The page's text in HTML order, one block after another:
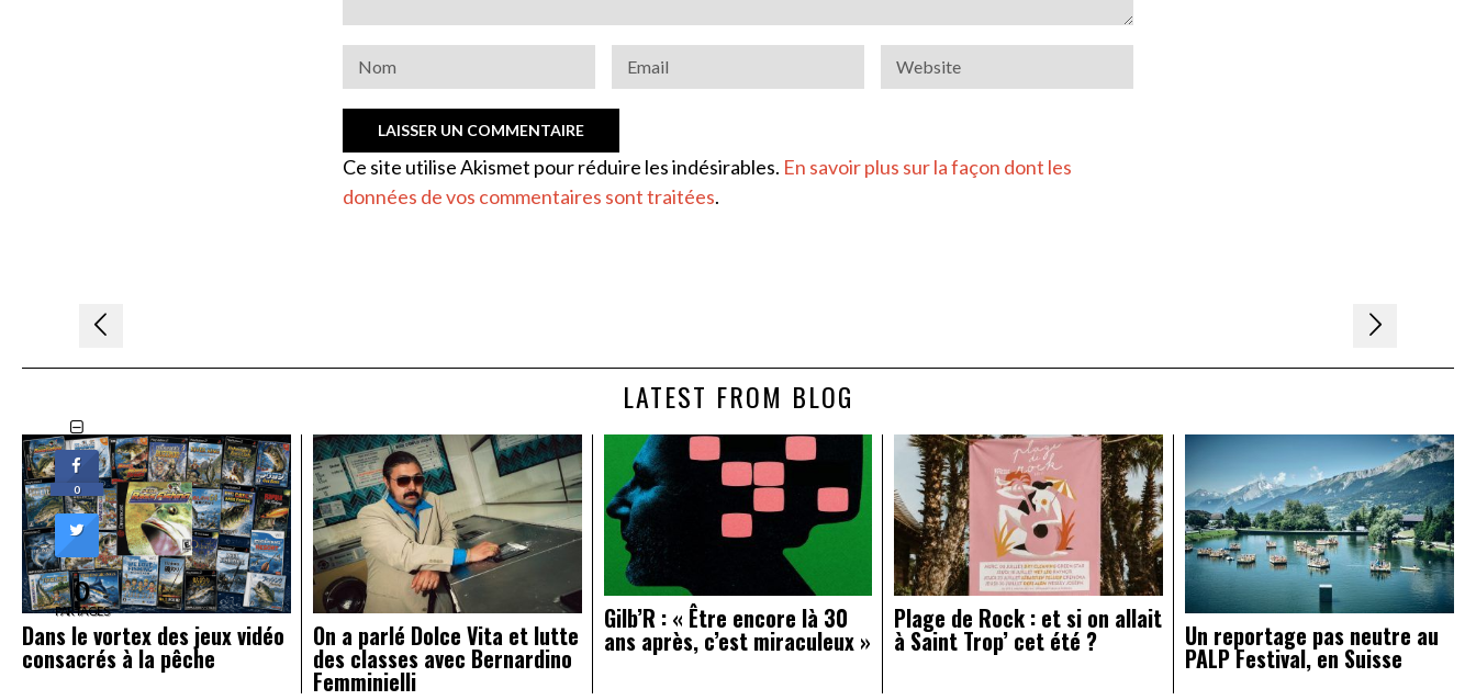
Ce site utilise Akismet pour réduire les indésirables. En savoir plus sur la façon dont les
données de vos commentaires sont traitées.
Navigation
de
LATEST FROM BLOG
Dans le vortex des jeux vidéo
consacrés à la pêche
On a parlé Dolce Vita et lutte
des classes avec Bernardino
Femminielli
Gilb’R : « Être encore là 30
ans après, c’est miraculeux »
Plage de Rock : et si on allait
à Saint Trop’ cet été ? Un reportage pas neutre au
PALP Festival, en Suisse
0
0
PARTAGES